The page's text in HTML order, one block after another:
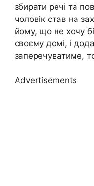
збирати речі та
чоловік став на
йому, що не хочу
своєму домі, і
заперечуватиме,
Advertisements